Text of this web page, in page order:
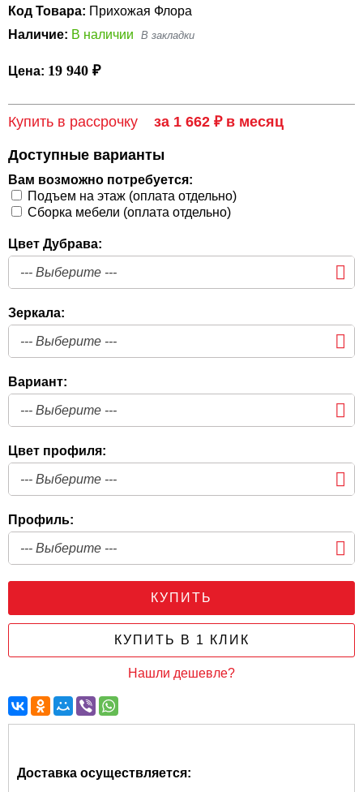
Код Товара: Прихожая Флора
Наличие: В наличии
Цена: 19 940 ₽
Купить в рассрочку за 1 662 ₽ в месяц
Доступные варианты
Вам возможно потребуется:
Подъем на этаж (оплата отдельно)
Сборка мебели (оплата отдельно)
Цвет Дубрава:
Зеркала:
Вариант:
Цвет профиля:
Профиль:
КУПИТЬ
КУПИТЬ В 1 КЛИК
Нашли дешевле?
Доставка осуществляется: